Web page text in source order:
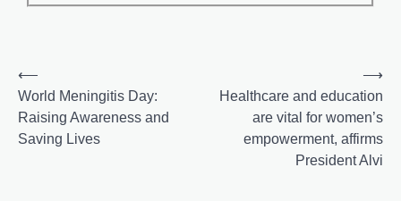
⟵
World Meningitis Day:
Raising Awareness and
Saving Lives
Healthcare and education
are vital for women’s
empowerment, affirms
President Alvi
⟶